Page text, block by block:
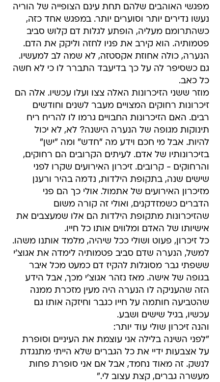
מפגשי האוהבים שלהם תחת עינם הצופייה של הוריה
נעשו נדירים יותר וסוערים יותר. במפגש אחד כזה,
כשהתרומם מעליה, הופתע לגלות דם קלוש סביב
פטמותיה. הוא קירב את פניו לחזה וליקק את הדם.
הנערה, כולה אחוזת אקסטזה, לא שמה לב למעשיו.
גם כשסיפר לה על כך בדיעבד התברר לו כי לא חשה
כל כאב.
מוזר ששני הזיכרונות האלה צצו ועלו עכשיו. אלה הם
זיכרונות רחוקים המצויים מעבר לשנים וחודשים
רבים. האם הזיכרונות החבויים גרמו לו להריח ריח
תינוקות מגופה של הנערה הישנה? לא, לא יכול
להיות. אבל מי חכם וידע מה "חדש" ומה "ישן"
בזיכרונותיו של אדם. לעיתים הקרובים הם רחוקים,
והרחוקים - קרובים. זיכרון האירועים שקרו לפני
שישים שנה, בתקופת הילדות, נדמה בהיר ורענן
מזיכרון האירועים של אתמול. אולי כך הם פני
הדברים כשמזדקנים, ואולי זה קורה משום
שהזיכרונות מתקופת הילדות הם אלו שמעצבים את
אישיותו של האדם ומלווים אותו כל חייו.
כל זיכרון, פעוט ושולי ככל שיהיה, מלמד אותנו משהו.
למשל, הנערה שדם סביב פטמותיה לימדה את אגוצ'י
ששפתי גבר מסוגלות להקיז דם כמעט מכל איבר
בגופה של אישה. מאז נזהר אגוצ'י מכך, אבל הידע
הזה שהעניקה לו הנערה היה מעין מזכרת ממנה
שהטביעה חותמה על חייו כגבר וחיזקה אותו גם
עכשיו, בגיל שישים ושבע.
והנה זיכרון שולי עוד יותר:
"לפני השינה בלילה אני עוצמת את העיניים וסופרת
על אצבעות ידיי את כל הגברים שלא הייתי מתנגדת
לנשק. זה מאוד נחמד, אבל אם אני סופרת פחות
מעשרה גברים, קצת עצוב לי."